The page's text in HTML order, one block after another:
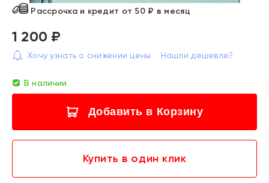
Рассрочка и кредит от 50 ₽ в месяц
1 200 ₽
Хочу узнать о снижении цены Нашли дешевле?
В наличии
Добавить в Корзину
Купить в один клик